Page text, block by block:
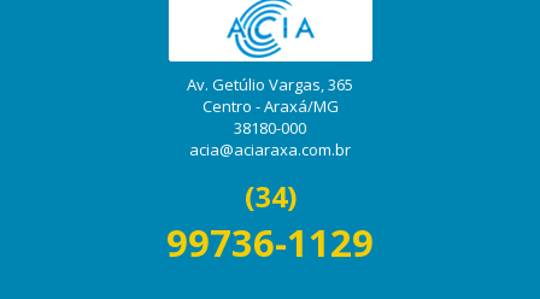
Av. Getúlio Vargas, 365
Centro - Araxá/MG
38180-000
acia@aciaraxa.com.br
(34)
99736-1129